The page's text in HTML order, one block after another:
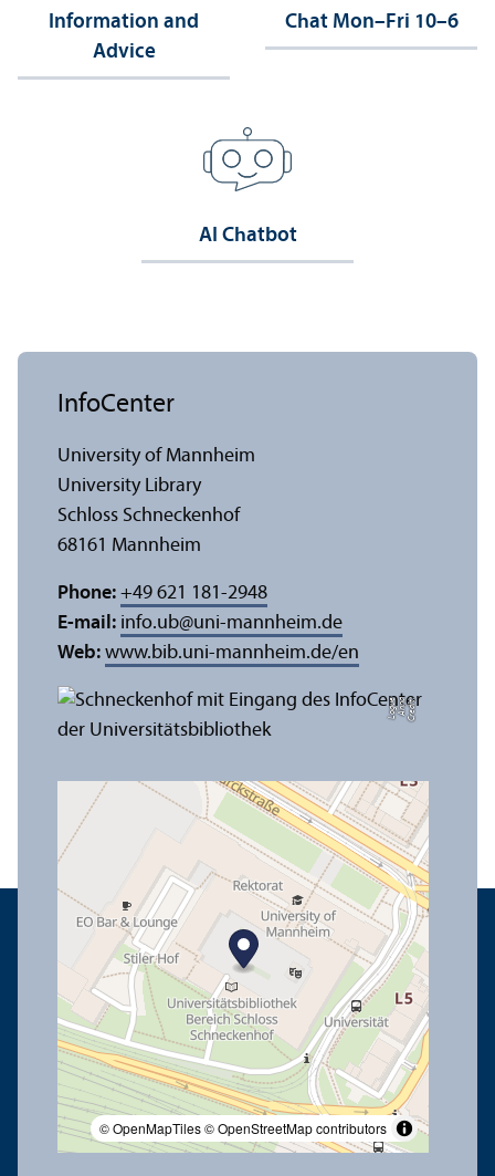
Information and
Advice
Chat Mon–Fri 10–6
AI Chatbot
C
r
e
di
t:
A
n
n
a
L
o
g
u
e
© OpenMapTiles© OpenStreetMap contributors
InfoCenter
University of Mannheim
University Library
Schloss Schneckenhof
68161 Mannheim
Phone: +49 621 181-2948
E-mail: info.ub@uni-mannheim.de
Web: www.bib.uni-mannheim.de/en